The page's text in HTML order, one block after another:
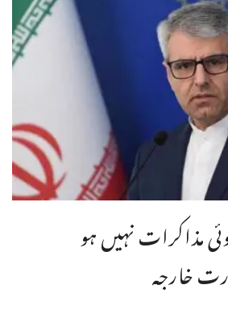
مذاکرات نہیں ہو
خارجه